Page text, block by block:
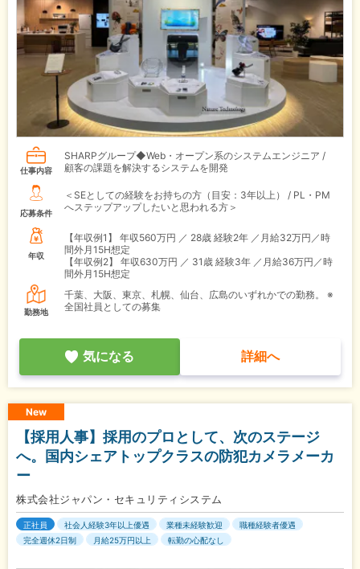
仕事内容
SHARPグループ◆Web・オープン系のシステムエンジニア /
顧客の課題を解決するシステムを開発
応募条件
＜SEとしての経験をお持ちの方（目安：3年以上） / PL・PM
へステップアップしたいと思われる方＞
年収
【年収例1】
年収560万円 ／ 28歳 経験2年 ／月給32万円／時
間外月15H想定
【年収例2】
年収630万円 ／ 31歳 経験3年 ／月給36万円／時
間外月15H想定
勤務地
千葉、大阪、東京、札幌、仙台、広島のいずれかでの勤務。 ※
全国社員としての募集
気になる 詳細へ
New
【採用人事】採用のプロとして、次のステージ
へ。国内シェアトップクラスの防犯カメラメーカ
ー
株式会社ジャパン・セキュリティシステム
正社員 社会人経験3年以上優遇 業種未経験歓迎
職種経験者優遇
完全週休2日制
月給25万円以上 転勤の心配なし